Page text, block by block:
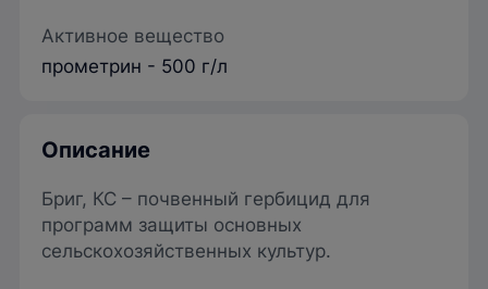
Активное вещество
прометрин - 500 г/л
Описание
Бриг, КС – почвенный гербицид для
программ защиты основных
сельскохозяйственных культур.